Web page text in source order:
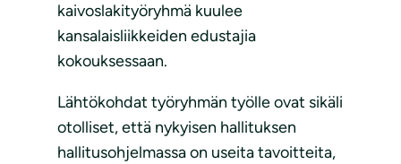
kaivoslakityöryhmä kuulee
kansalaisliikkeiden edustajia
kokouksessaan.
Lähtökohdat työryhmän työlle ovat sikäli
otolliset, että nykyisen hallituksen
hallitusohjelmassa on useita tavoitteita,